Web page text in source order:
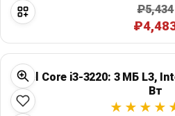
Search
Price Drops
Categories
₽5,434
Intel Core i3-3220: 3 МБ L3,
Вт